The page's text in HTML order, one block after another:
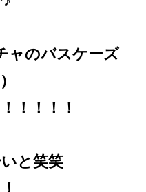
ャのバスケーズ
！！！！
と笑笑